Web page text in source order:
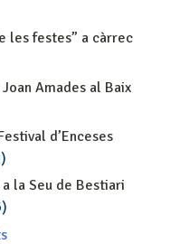
les festes” a càrrec
Amades al Baix
d’Enceses
la Seu de Bestiari